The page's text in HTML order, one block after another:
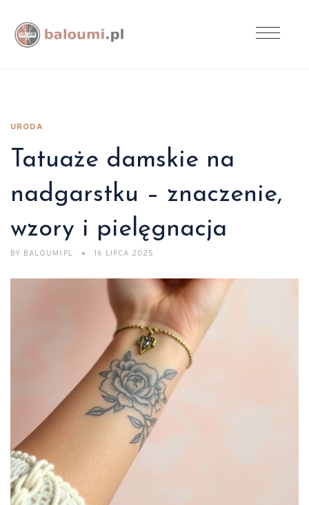
URODA
Tatuaże damskie na
nadgarstku – znaczenie,
wzory i pielęgnacja
BY BALOUMI.PL 16 LIPCA 2025